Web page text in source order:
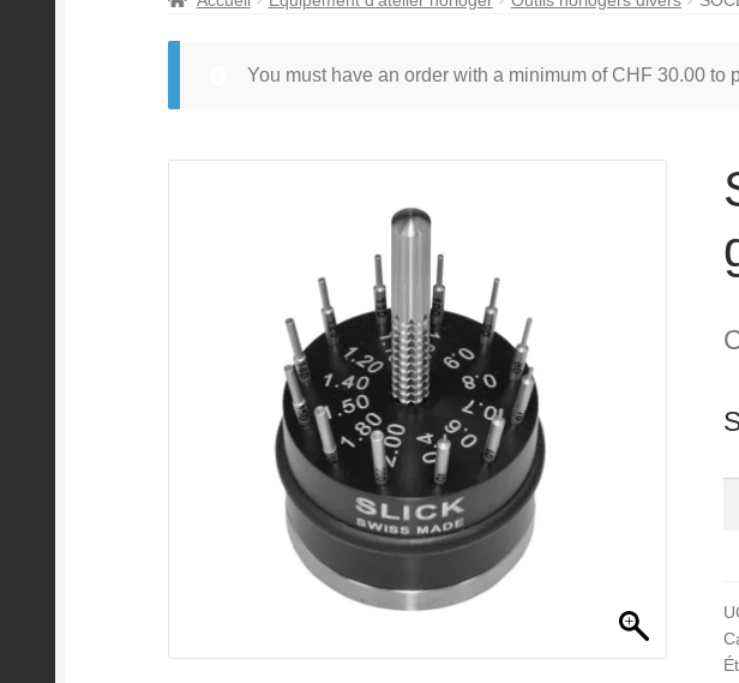
You must have an order with a minimum of CHF 30.00to